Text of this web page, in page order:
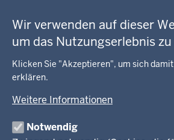
Wir verwenden auf dieser
um das Nutzungserlebnis
Klicken Sie "Akzeptieren", um sich
erklären.
Weitere Informationen
Notwendig
Fußzeile
Gesundheit und Soziales
Kommunales, Planung, Bauen und Verkehr
Ordnung und Sicherheit
Schule und Bildung
Wirtschaft und Kultur
GEOBASIS NRW
Ausbildung und Karriere
Geodaten-Anwendungen
Neues
Produkte und Dienste
TIM-online
Webdienste
Amtsblatt
Behördenleitung
Leitbild
Stellenangebote
PRESSE